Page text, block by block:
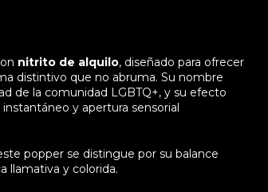
nitrito de alquilo, diseñado para ofrecer
distintivo que no abruma. Su nombre
de la comunidad LGBTQ+, y su efecto
y apertura sensorial
popper se distingue por su balance
llamativa y colorida.